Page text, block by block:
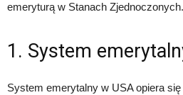
emeryturą w Stanach Zjednoczonych.
1. System
System emerytalny w USA opiera się